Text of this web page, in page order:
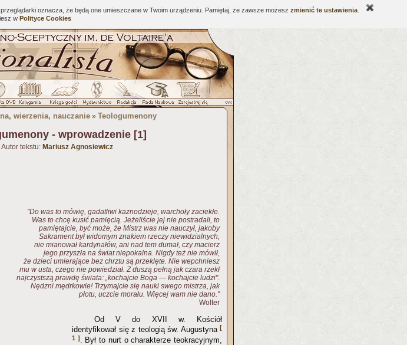
oznacza, że będą one umieszczane w Twoim urządzeniu. Pamiętaj, że zawsze możesz zmienić te ustawienia
w Polityce Cookies
wierzenia, nauczanie » Teologumenony
- wprowadzenie [1]
Autor tekstu: Mariusz Agnosiewicz
"Do was to mówię, gadatliwi kaznodzieje, warchoły zaciekłe.
Was to chcę kusić pamięcią. Jeżeliście jej nie postradali, to
pamiętajcie, być może, że Mistrz was nie nauczył, jakoby
Sakrament był widomym znakiem rzeczy niewidzialnych,
nie mianował kardynałów, ani nad tem dumał, czy macierz
jego przyszła na świat niepokalna. Nigdy też nie mówił,
że dzieci umierające bez chrztu są przeklęte. Nie wepchniesz
mu w usta, czego nie powiedział. Z duszą pełną jak czara rzekł
najczystszą prawdę świata: „kochajcie Boga — kochajcie ludzi".
Nędzni mędrkowie! Trzymajcie się nauki swego mistrza, jak
płotu, uczcie morału. Więcej wam nie dano."
Wolter
Od V do XVII w. Kościół
identyfikował się z teologią św. Augustyna [
1 ] . Był to nurt o charakterze teokracyjnym,